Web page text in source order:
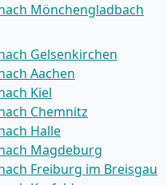
Mönchen­gladbach
Gelsenkirchen
Aachen
Kiel
Chemnitz
Halle
Magdeburg
Freiburg im Breisgau